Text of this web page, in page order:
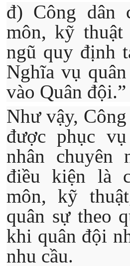
đ) Công dân
môn, kỹ
ngũ quy định
Nghĩa vụ
vào Quân đội.”
Như vậy,
được phục
nhân chuyên
điều kiện là
môn, kỹ
quân sự theo
khi quân đội
nhu cầu.